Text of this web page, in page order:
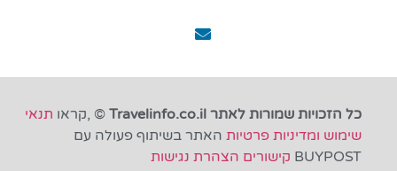
כל הזכויות שמורות לאתר Travelinfo.co.il © ,קראו תנאי
שימוש ומדיניות פרטיות האתר בשיתוף פעולה עם
BUYPOST קישורים הצהרת נגישות